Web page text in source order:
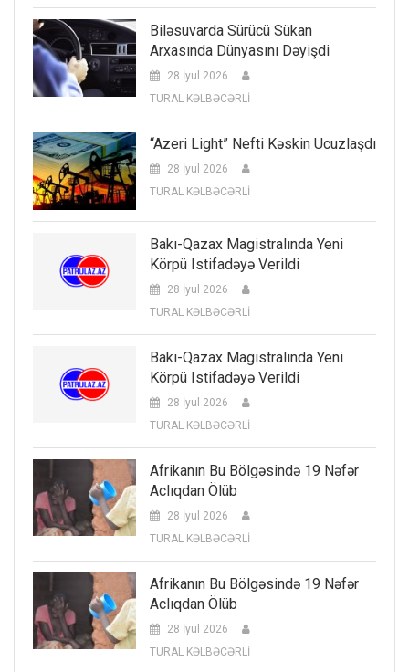
Biləsuvarda Sürücü Sükan
Arxasında Dünyasını Dəyişdi
28 İyul 2026
TURAL KƏLBƏCƏRLİ
“Azeri Light” Nefti Kəskin Ucuzlaşdı
28 İyul 2026
TURAL KƏLBƏCƏRLİ
Bakı-Qazax Magistralında Yeni
Körpü Istifadəyə Verildi
28 İyul 2026
TURAL KƏLBƏCƏRLİ
Bakı-Qazax Magistralında Yeni
Körpü Istifadəyə Verildi
28 İyul 2026
TURAL KƏLBƏCƏRLİ
Afrikanın Bu Bölgəsində 19 Nəfər
Aclıqdan Ölüb
28 İyul 2026
TURAL KƏLBƏCƏRLİ
Afrikanın Bu Bölgəsində 19 Nəfər
Aclıqdan Ölüb
28 İyul 2026
TURAL KƏLBƏCƏRLİ